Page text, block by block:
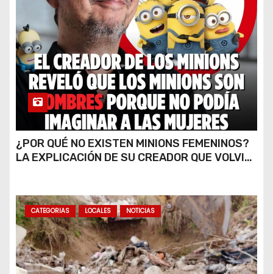
¿POR QUÉ NO EXISTEN MINIONS FEMENINOS?
LA EXPLICACIÓN DE SU CREADOR QUE VOLVIÓ
CATEGORIAS LOCALES NOTICIAS